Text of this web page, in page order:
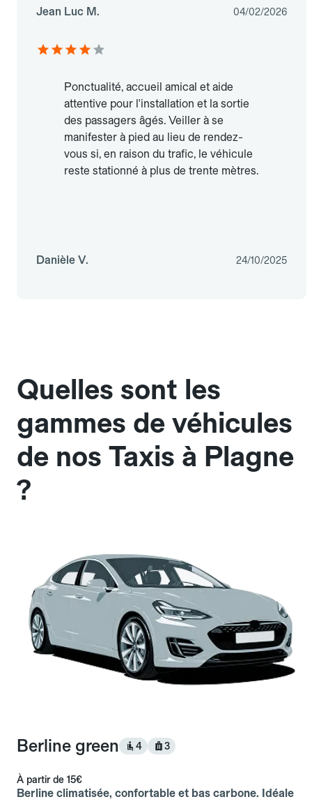
Jean Luc M. 04/02/2026
Ponctualité, accueil amical et aide
attentive pour l'installation et la sortie
des passagers âgés. Veiller à se
manifester à pied au lieu de rendez-
vous si, en raison du trafic, le véhicule
reste stationné à plus de trente mètres.
Danièle V. 24/10/2025
Quelles sont les
gammes de véhicules
de nos Taxis à Plagne
?
Berline green 4 3
À partir de 15€
Berline climatisée, confortable et bas carbone. Idéale